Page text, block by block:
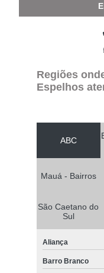
Regiões
Espelhos
ABC
Mauá - Bairros
São Caetano do
Sul
Aliança
Barro Branco